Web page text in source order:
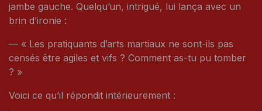
jambe gauche. Quelqu’un, intrigué, lui lança avec un
brin d’ironie :
— « Les pratiquants d’arts martiaux ne sont-ils pas
censés être agiles et vifs ? Comment as-tu pu tomber
? »
Voici ce qu’il répondit intérieurement :